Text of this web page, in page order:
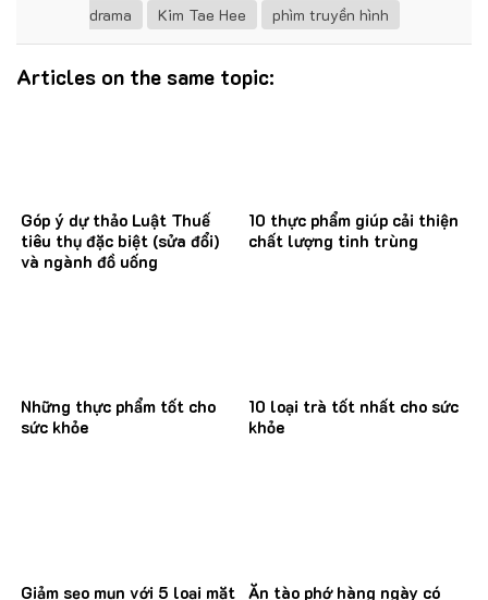
drama
Kim Tae Hee phìm truyền hình
Articles on the same topic:
Góp ý dự thảo Luật Thuế
tiêu thụ đặc biệt (sửa đổi)
và ngành đồ uống
10 thực phẩm giúp cải thiện
chất lượng tinh trùng
Những thực phẩm tốt cho
sức khỏe
10 loại trà tốt nhất cho sức
khỏe
Giảm sẹo mụn với 5 loại mặt Ăn tào phớ hàng ngày có